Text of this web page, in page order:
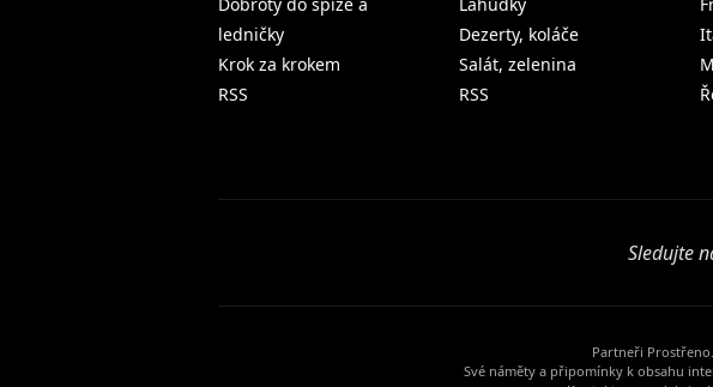
ledničky
Krok za krokem
RSS
Dezerty, koláče
Salát, zelenina
RSS
Sledujte
Partneři
Své náměty a připomínky k obsahu